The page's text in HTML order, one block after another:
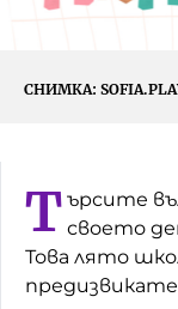
Музикална
Къщата
Златната
Архивен
СНИМКА:
Т ърсите
своето
Това лято